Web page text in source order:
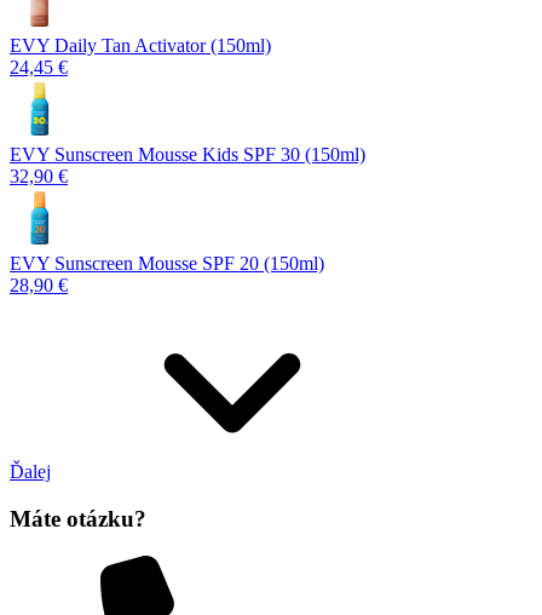
EVY Daily Tan Activator (150ml)
24,45 €
EVY Sunscreen Mousse Kids SPF 30 (150ml)
32,90 €
EVY Sunscreen Mousse SPF 20 (150ml)
28,90 €
Ďalej
Máte otázku?